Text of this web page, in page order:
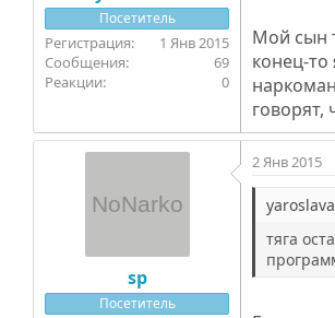
Посетитель
1 Янв 2015
69
0
Мой сын
конец-
sp
Посетитель
2 Янв 2015
тяга